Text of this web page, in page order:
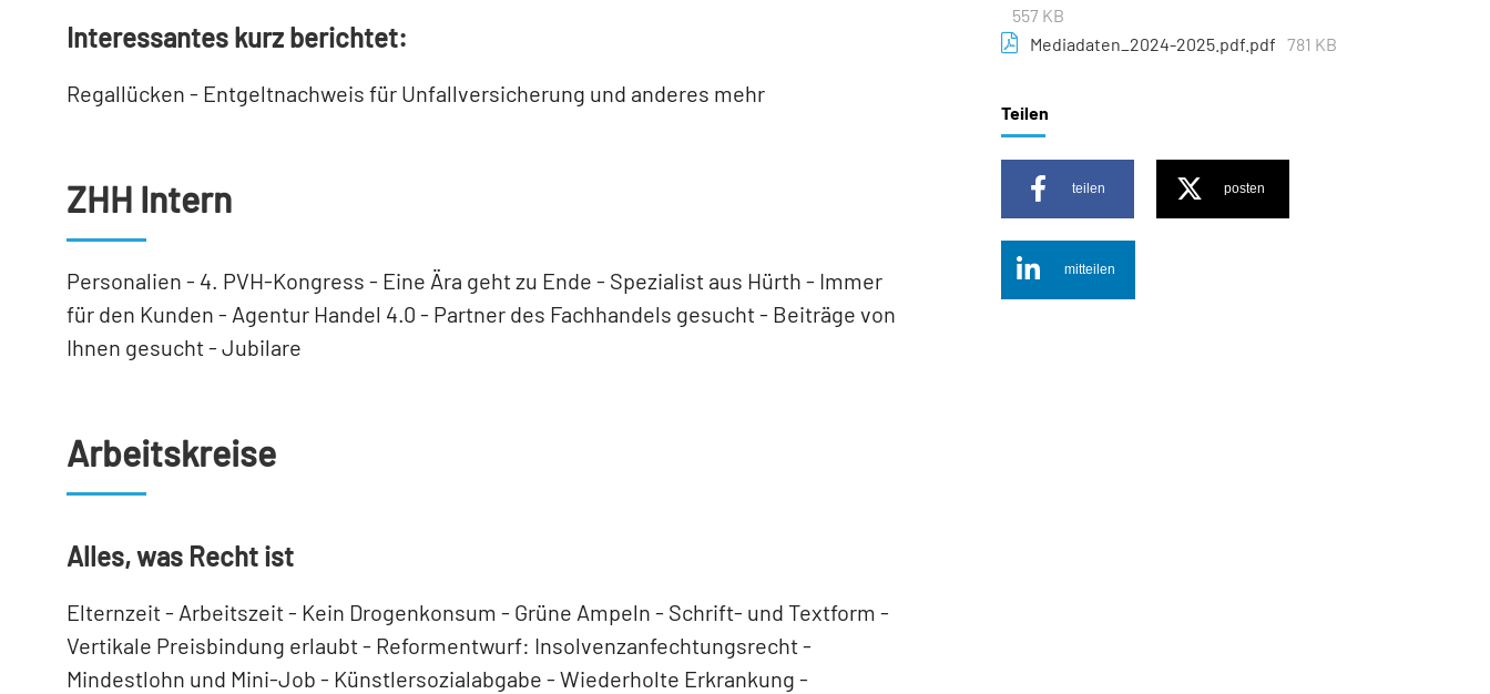
Interessantes kurz berichtet:
Regallücken - Entgeltnachweis für Unfallversicherung und anderes mehr
ZHH Intern
Personalien - 4. PVH-Kongress - Eine Ära geht zu Ende - Spezialist aus Hürth - Immer
für den Kunden - Agentur Handel 4.0 - Partner des Fachhandels gesucht - Beiträge von
Ihnen gesucht - Jubilare
Arbeitskreise
Alles, was Recht ist
Elternzeit - Arbeitszeit - Kein Drogenkonsum - Grüne Ampeln - Schrift- und Textform -
Vertikale Preisbindung erlaubt - Reformentwurf: Insolvenzanfechtungsrecht -
Mindestlohn und Mini-Job - Künstlersozialabgabe - Wiederholte Erkrankung -
557 KB
Mediadaten_2024-2025.pdf.pdf 781 KB
Teilen
teilen posten
mitteilen